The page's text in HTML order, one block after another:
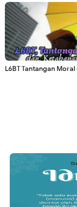
L6BT Tantangan